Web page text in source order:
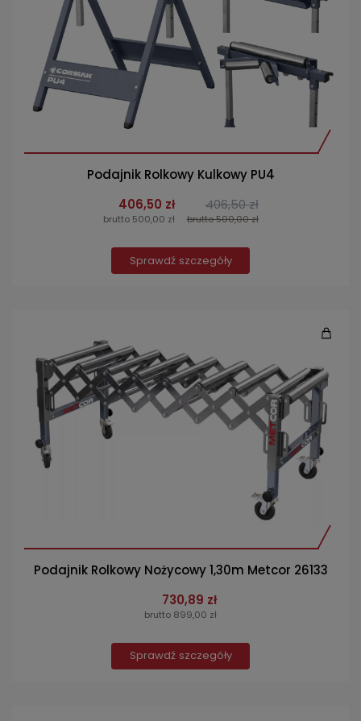
Podajnik Rolkowy Kulkowy PU4
406,50 zł
brutto 500,00 zł
406,50 zł
brutto 500,00 zł
Sprawdź szczegóły
Podajnik Rolkowy Nożycowy 1,30m Metcor 26133
730,89 zł
brutto 899,00 zł
Sprawdź szczegóły